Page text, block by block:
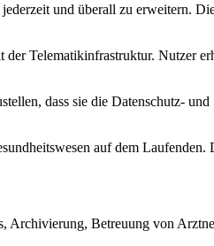
und überall zu erweitern.
Telematikinfrastruktur. Nutzer
dass sie die Datenschutz-
auf dem
Betreuung von